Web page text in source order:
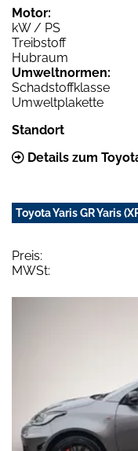
Motor:
kW / PS
Treibstoff
Hubraum
Umweltnormen:
Schadstoffklasse
Umweltplakette
Standort
Details zum
Toyota Yaris GR Yaris
Preis:
MWSt: